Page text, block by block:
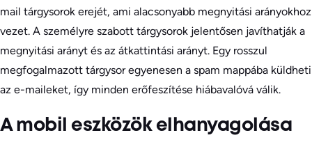
mail tárgysorok erejét, ami alacsonyabb megnyitási arányokhoz
vezet. A személyre szabott tárgysorok jelentősen javíthatják a
megnyitási arányt és az átkattintási arányt. Egy rosszul
megfogalmazott tárgysor egyenesen a spam mappába küldheti
az e-maileket, így minden erőfeszítése hiábavalóvá válik.
A mobil eszközök elhanyagolása